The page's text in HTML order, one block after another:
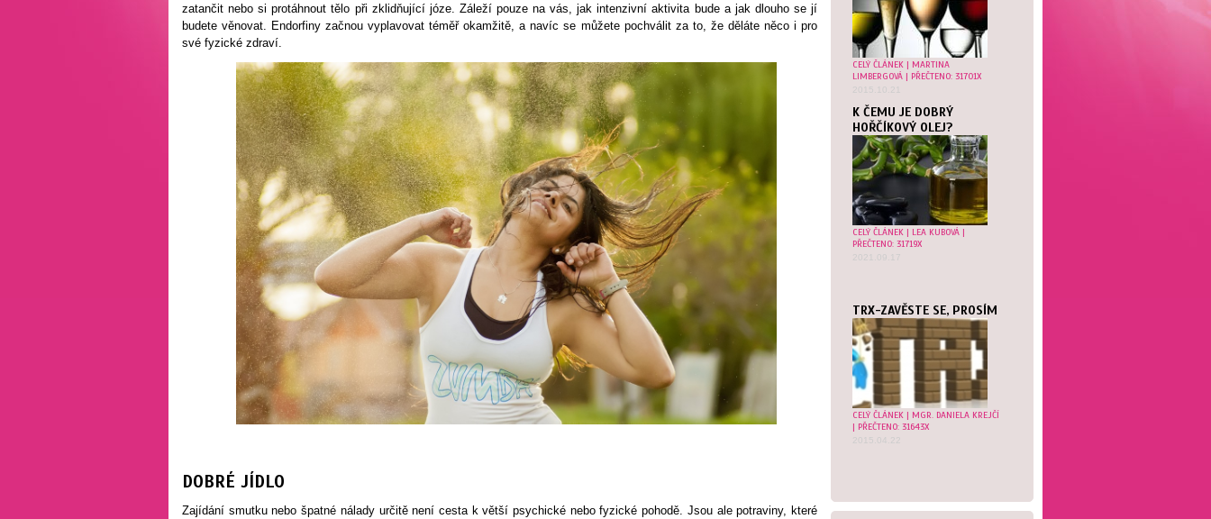
CELÝ ČLÁNEK | MARTINA
LIMBERGOVÁ | PŘEČTENO: 31701X
2015.10.21
K ČEMU JE DOBRÝ
HOŘČÍKOVÝ OLEJ?
CELÝ ČLÁNEK | LEA KUBOVÁ |
PŘEČTENO: 31719X
2021.09.17
TRX-ZAVĚSTE SE, PROSÍM
CELÝ ČLÁNEK | MGR. DANIELA KREJČÍ
| PŘEČTENO: 31643X
2015.04.22
zatančit nebo si protáhnout tělo při zklidňující józe. Záleží pouze na vás, jak intenzivní aktivita bude a jak dlouho se jí
budete věnovat. Endorfiny začnou vyplavovat téměř okamžitě, a navíc se můžete pochválit za to, že děláte něco i pro
své fyzické zdraví.
DOBRÉ JÍDLO
Zajídání smutku nebo špatné nálady určitě není cesta k větší psychické nebo fyzické pohodě. Jsou ale potraviny, které